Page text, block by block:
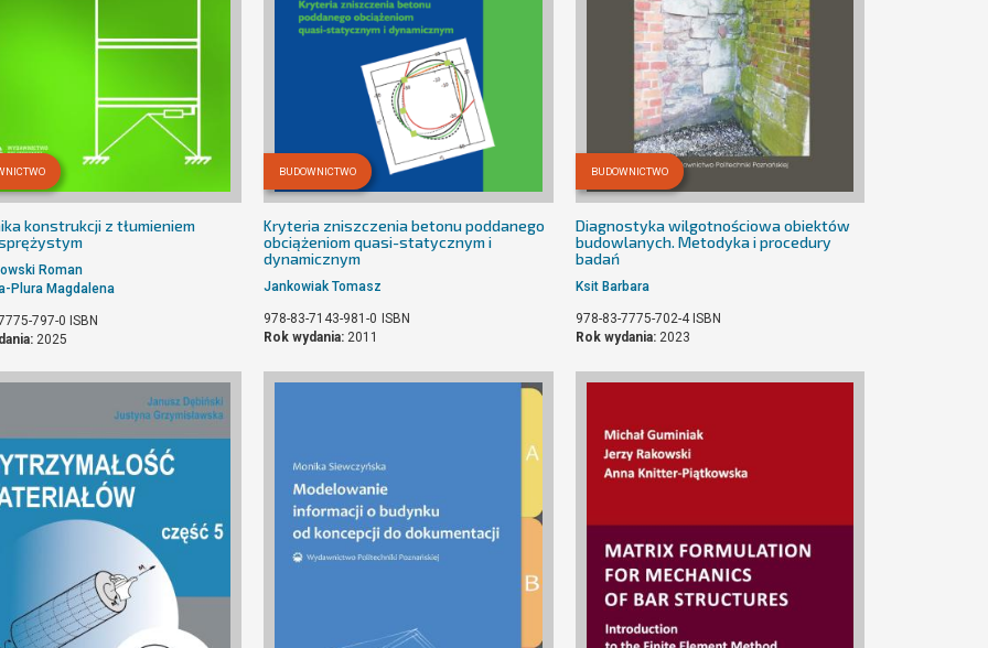
konstrukcji z tłumieniem
Roman
Plura Magdalena
797-0 ISBN
2025
BUDOWNICTWO
Kryteria zniszczenia betonu poddanego
obciążeniom quasi-statycznym i
dynamicznym
Jankowiak Tomasz
978-83-7143-981-0 ISBN
Rok wydania: 2011
BUDOWNICTWO
Diagnostyka wilgotnościowa obiektów
budowlanych. Metodyka i procedury
badań
Ksit Barbara
978-83-7775-702-4 ISBN
Rok wydania: 2023